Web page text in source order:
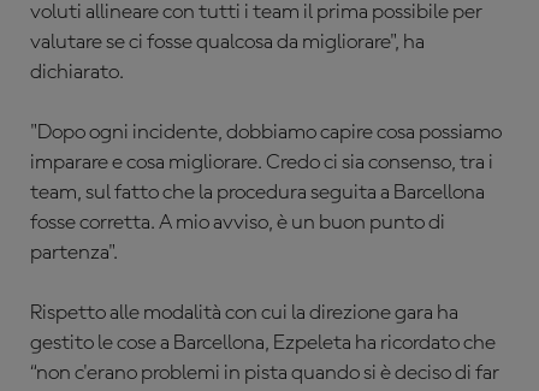
voluti allineare con tutti i team il prima possibile per
valutare se ci fosse qualcosa da migliorare", ha
dichiarato.
"Dopo ogni incidente, dobbiamo capire cosa possiamo
imparare e cosa migliorare. Credo ci sia consenso, tra i
team, sul fatto che la procedura seguita a Barcellona
fosse corretta. A mio avviso, è un buon punto di
partenza".
Rispetto alle modalità con cui la direzione gara ha
gestito le cose a Barcellona, Ezpeleta ha ricordato che
“non c'erano problemi in pista quando si è deciso di far